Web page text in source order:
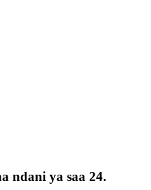
ndani ya saa 24.